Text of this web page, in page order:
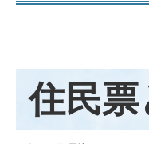
住民票